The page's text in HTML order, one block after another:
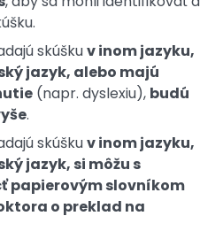
skúškuv inom jazyku,
jazyk, alebo majú
(napr. dyslexiu), budú
.
skúškuv inom jazyku,
jazyk, si môžu s
papierovým slovníkom
o preklad na